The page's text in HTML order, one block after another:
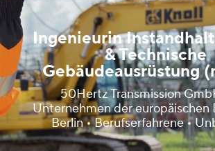
Ingenieurin
& Technische
Gebäudeausrüstung
50Hertz Transmission
Unternehmen der europäischen
Berlin • Berufserfahrene •